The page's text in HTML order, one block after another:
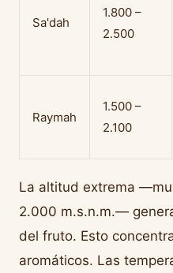
Sa'dah
1.800 –
2.500
Raymah
1.500 –
2.100
La altitud extrema
2.000 m.s.n.m.—
del fruto. Esto
aromáticos. Las